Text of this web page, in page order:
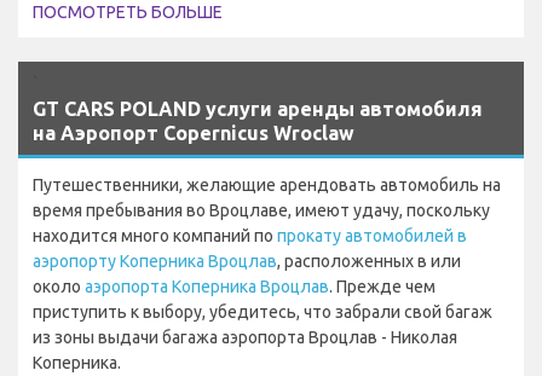
ПОСМОТРЕТЬ БОЛЬШЕ
GT CARS POLAND услуги аренды автомобиля
на Аэропорт Copernicus Wroclaw
Путешественники, желающие арендовать автомобиль на
время пребывания во Вроцлаве, имеют удачу, поскольку
находится много компаний по прокату автомобилей в
аэропорту Коперника Вроцлав, расположенных в или
около аэропорта Коперника Вроцлав. Прежде чем
приступить к выбору, убедитесь, что забрали свой багаж
из зоны выдачи багажа аэропорта Вроцлав - Николая
Коперника.